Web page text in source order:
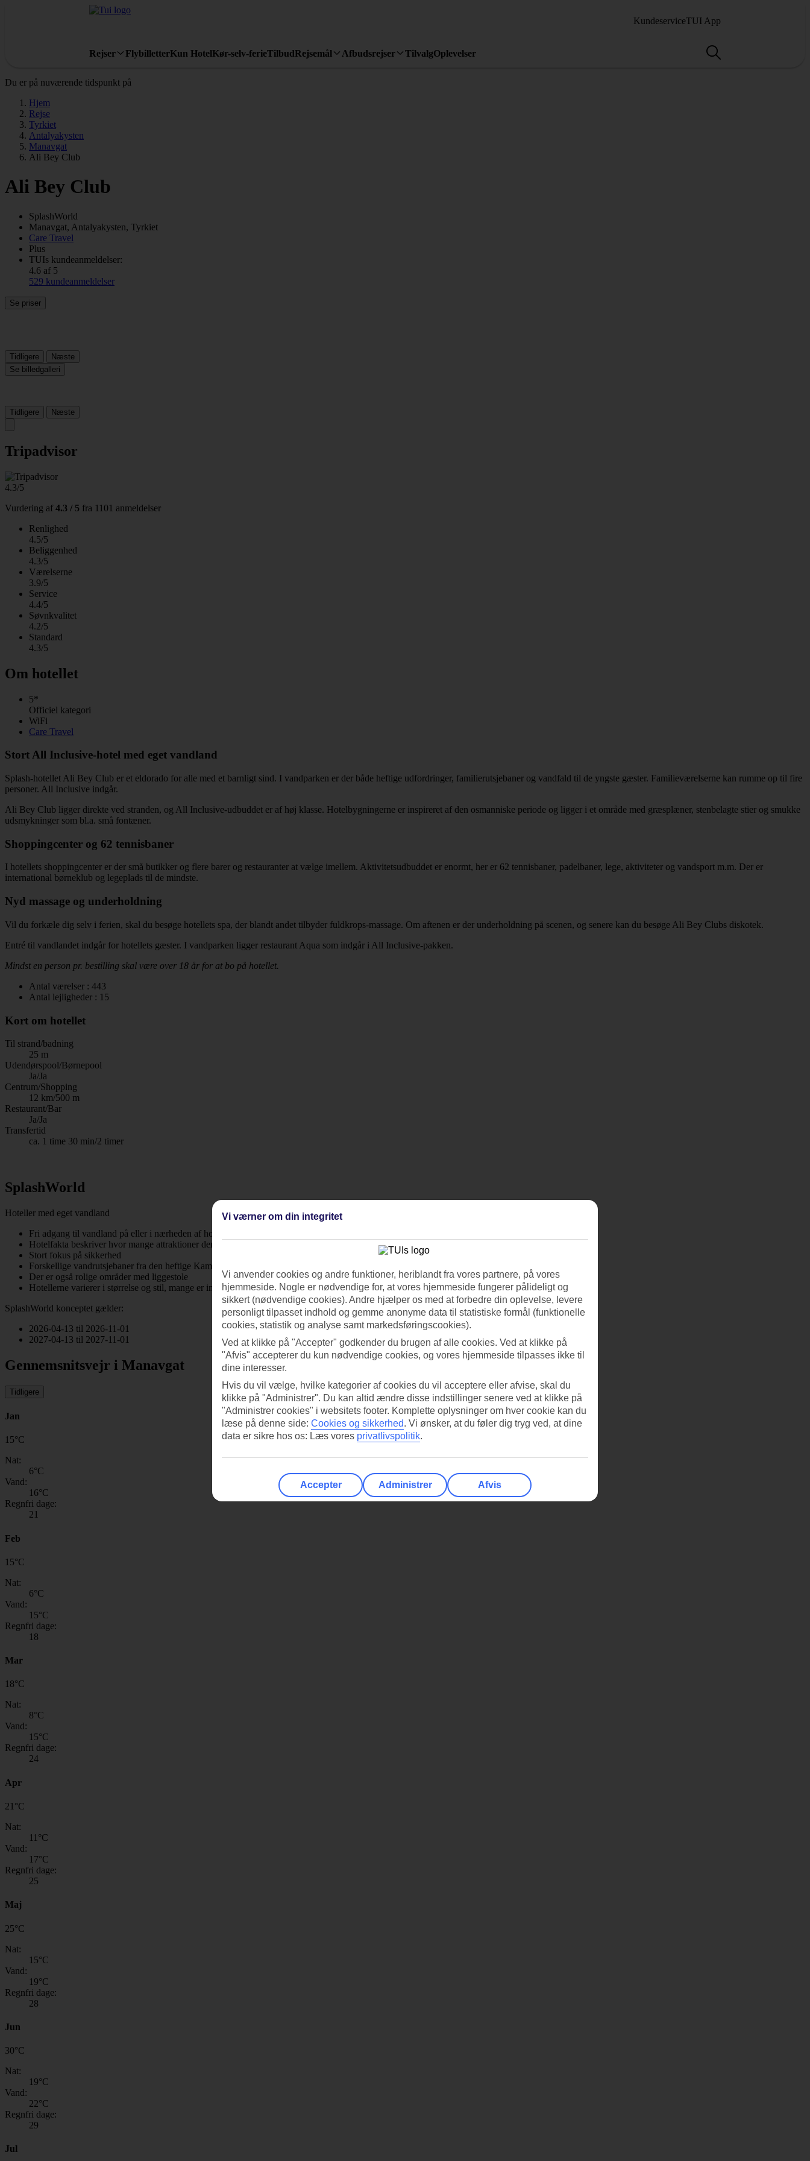
KundeserviceTUI App
Rejser FlybilletterKun HotelKør-selv-ferieTilbudRejsemål Afbudsrejser TilvalgOplevelser
Du er på nuværende tidspunkt på
Hjem
Rejse
Tyrkiet
Antalyakysten
Manavgat
Ali Bey Club
Ali Bey Club
SplashWorld
Manavgat, Antalyakysten, Tyrkiet
Care Travel
Plus
TUIs kundeanmeldelser:
4.6 af 5
529 kundeanmeldelser
Se priser
Tidligere
Næste
Se billedgalleri
Tidligere Næste
Tripadvisor
4.3/5
Vurdering af 4.3 / 5 fra 1101 anmeldelser
Renlighed
4.5/5
Beliggenhed
4.3/5
Værelserne
3.9/5
Service
4.4/5
Søvnkvalitet
4.2/5
Standard
4.3/5
Om hotellet
5*
Officiel kategori
WiFi
Care Travel
Stort All Inclusive-hotel med eget vandland
Splash-hotellet Ali Bey Club er et eldorado for alle med et barnligt sind. I vandparken er der både heftige udfordringer, familierutsjebaner og vandfald til de yngste gæster. Familieværelserne kan rumme op til fire
personer. All Inclusive indgår.
Ali Bey Club ligger direkte ved stranden, og All Inclusive-udbuddet er af høj klasse. Hotelbygningerne er inspireret af den osmanniske periode og ligger i et område med græsplæner, stenbelagte stier og smukke
udsmykninger som bl.a. små fontæner.
Shoppingcenter og 62 tennisbaner
I hotellets shoppingcenter er der små butikker og flere barer og restauranter at vælge imellem. Aktivitetsudbuddet er enormt, her er 62 tennisbaner, padelbaner, lege, aktiviteter og vandsport m.m. Der er
international børneklub og legeplads til de mindste.
Nyd massage og underholdning
Vil du forkæle dig selv i ferien, skal du besøge hotellets spa, der blandt andet tilbyder fuldkrops-massage. Om aftenen er der underholdning på scenen, og senere kan du besøge Ali Bey Clubs diskotek.
Entré til vandlandet indgår for hotellets gæster. I vandparken ligger restaurant Aqua som indgår i All Inclusive-pakken.
Mindst en person pr. bestilling skal være over 18 år for at bo på hotellet.
Antal værelser : 443
Antal lejligheder : 15
Kort om hotellet
Til strand/badning
25 m
Udendørspool/Børnepool
Ja/Ja
Centrum/Shopping
12 km/500 m
Restaurant/Bar
Ja/Ja
Transfertid
ca. 1 time 30 min/2 timer
SplashWorld
Hoteller med eget vandland
Fri adgang til vandland på eller i nærheden af hotellet
Hotelfakta beskriver hvor mange attraktioner der er og hvor hefite de er
Stort fokus på sikkerhed
Forskellige vandrutsjebaner fra den heftige Kamikaze til den rolige Lazy River
Der er også rolige områder med liggestole
Hotellerne varierer i størrelse og stil, mange er inklusiv All Inclusive
SplashWorld konceptet gælder:
2026-04-13 til 2026-11-01
2027-04-13 til 2027-11-01
Gennemsnitsvejr i Manavgat
Tidligere
Jan
15°C
Nat:
6°C
Vand:
16°C
Regnfri dage:
21
Feb
15°C
Nat:
6°C
Vand:
15°C
Regnfri dage:
18
Mar
18°C
Nat:
8°C
Vand:
15°C
Regnfri dage:
24
Apr
21 °C
Nat:
11 °C
Vand:
17°C
Regnfri dage:
25
Maj
25°C
Nat:
15°C
Vand:
19°C
Regnfri dage:
28
Jun
30°C
Nat:
19°C
Vand:
22°C
Regnfri dage:
29
Jul
Vi værner om din integritet
Vi anvender cookies og andre funktioner, heriblandt fra vores partnere, på vores
hjemmeside. Nogle er nødvendige for, at vores hjemmeside fungerer pålideligt og
sikkert (nødvendige cookies). Andre hjælper os med at forbedre din oplevelse, levere
personligt tilpasset indhold og gemme anonyme data til statistiske formål (funktionelle
cookies, statistik og analyse samt markedsføringscookies).
Ved at klikke på "Accepter" godkender du brugen af alle cookies. Ved at klikke på
"Afvis" accepterer du kun nødvendige cookies, og vores hjemmeside tilpasses ikke til
dine interesser.
Hvis du vil vælge, hvilke kategorier af cookies du vil acceptere eller afvise, skal du
klikke på "Administrer". Du kan altid ændre disse indstillinger senere ved at klikke på
"Administrer cookies" i websitets footer. Komplette oplysninger om hver cookie kan du
læse på denne side: Cookies og sikkerhed. Vi ønsker, at du føler dig tryg ved, at dine
data er sikre hos os: Læs vores privatlivspolitik.
Accepter Administrer Afvis